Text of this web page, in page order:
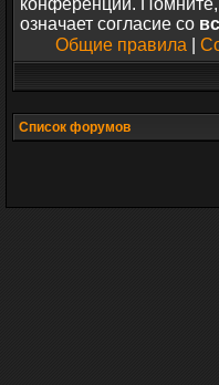
конференции.
означает согласие со
Общие правила
Список форумов